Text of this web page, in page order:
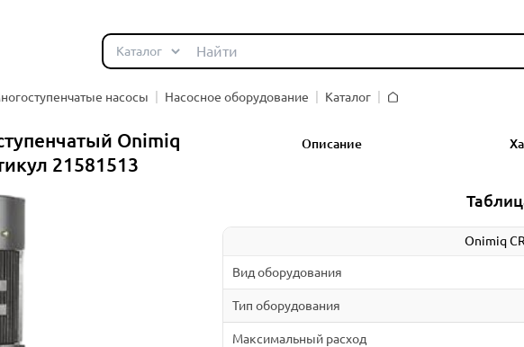
насосы Насосное оборудование
Каталог
Onimiq
21581513
Описание
Onimiq
Вид оборудования
Тип оборудования
Максимальный расход